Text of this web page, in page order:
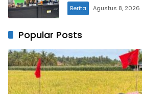
Berita Agustus 8, 2026
Popular Posts